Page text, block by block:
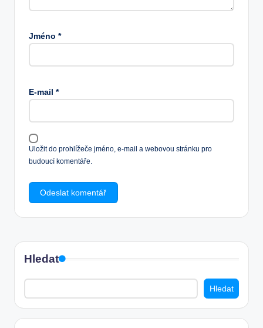
Jméno *
E-mail *
Uložit do prohlížeče jméno, e-mail a webovou stránku pro
budoucí komentáře.
Hledat
Hledat